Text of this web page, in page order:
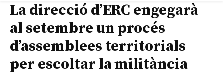
La direcció d’ERC engegarà
al setembre un procés
d’assemblees territorials
per escoltar la militància